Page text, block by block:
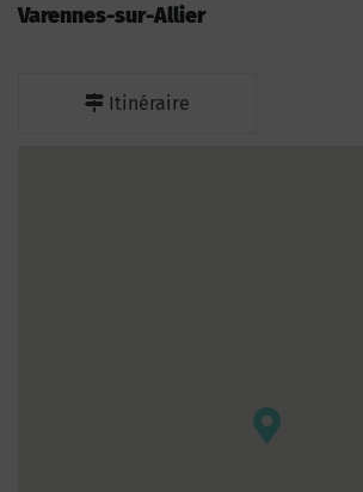
Varennes-sur-Allier
Itinéraire